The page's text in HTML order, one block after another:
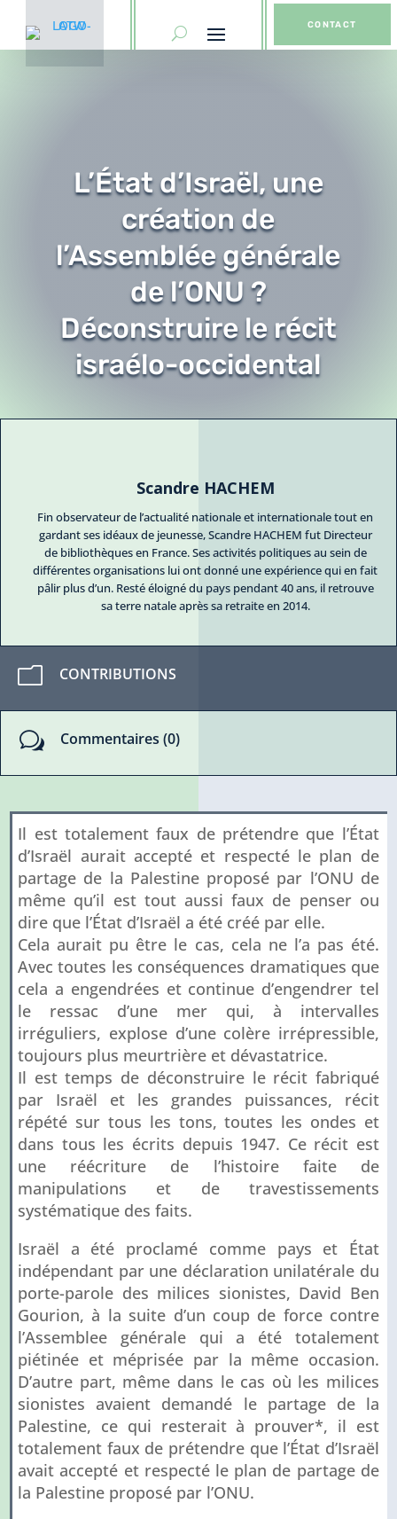
CONTACT
L’État d’Israël, une
création de
l’Assemblée générale
de l’ONU ?
Déconstruire le récit
israélo-occidental
Scandre HACHEM
Fin observateur de l’actualité nationale et internationale tout en
gardant ses idéaux de jeunesse, Scandre HACHEM fut Directeur
de bibliothèques en France. Ses activités politiques au sein de
différentes organisations lui ont donné une expérience qui en fait
pâlir plus d’un. Resté éloigné du pays pendant 40 ans, il retrouve
sa terre natale après sa retraite en 2014.
m CONTRIBUTIONS
w Commentaires (0)
Il est totalement faux de prétendre que l’État
d’Israël aurait accepté et respecté le plan de
partage de la Palestine proposé par l’ONU de
même qu’il est tout aussi faux de penser ou
dire que l’État d’Israël a été créé par elle.
Cela aurait pu être le cas, cela ne l’a pas été.
Avec toutes les conséquences dramatiques que
cela a engendrées et continue d’engendrer tel
le ressac d’une mer qui, à intervalles
irréguliers, explose d’une colère irrépressible,
toujours plus meurtrière et dévastatrice.
Il est temps de déconstruire le récit fabriqué
par Israël et les grandes puissances, récit
répété sur tous les tons, toutes les ondes et
dans tous les écrits depuis 1947. Ce récit est
une réécriture de l’histoire faite de
manipulations et de travestissements
systématique des faits.
Israël a été proclamé comme pays et État
indépendant par une déclaration unilatérale du
porte-parole des milices sionistes, David Ben
Gourion, à la suite d’un coup de force contre
l’Assemblee générale qui a été totalement
piétinée et méprisée par la même occasion.
D’autre part, même dans le cas où les milices
sionistes avaient demandé le partage de la
Palestine, ce qui resterait à prouver*, il est
totalement faux de prétendre que l’État d’Israël
avait accepté et respecté le plan de partage de
la Palestine proposé par l’ONU.